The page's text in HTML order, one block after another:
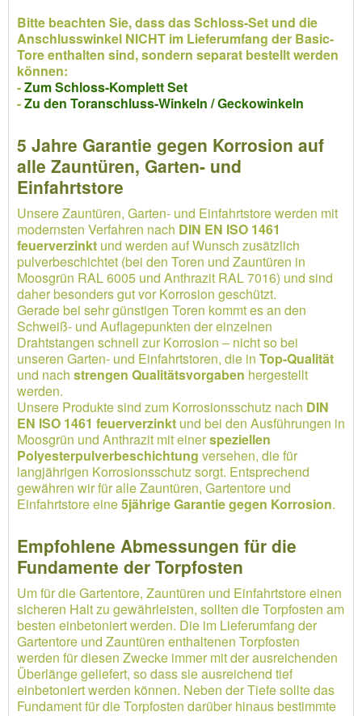
Bitte beachten Sie, dass das Schloss-Set und die
Anschlusswinkel NICHT im Lieferumfang der Basic-
Tore enthalten sind, sondern separat bestellt werden
können:
-Zum Schloss-Komplett Set
-Zu den Toranschluss-Winkeln / Geckowinkeln
5 Jahre Garantie gegen Korrosion auf
alle Zauntüren, Garten- und
Einfahrtstore
Unsere Zauntüren, Garten- und Einfahrtstore werden mit
modernsten Verfahren nach DIN EN ISO 1461
feuerverzinkt und werden auf Wunsch zusätzlich
pulverbeschichtet (bei den Toren und Zauntüren in
Moosgrün RAL 6005 und Anthrazit RAL 7016) und sind
daher besonders gut vor Korrosion geschützt.
Gerade bei sehr günstigen Toren kommt es an den
Schweiß- und Auflagepunkten der einzelnen
Drahtstangen schnell zur Korrosion – nicht so bei
unseren Garten- und Einfahrtstoren, die in Top-Qualität
und nach strengen Qualitätsvorgaben hergestellt
werden.
Unsere Produkte sind zum Korrosionsschutz nach DIN
EN ISO 1461 feuerverzinkt und bei den Ausführungen in
Moosgrün und Anthrazit mit einerspeziellen
Polyesterpulverbeschichtung versehen, die für
langjährigen Korrosionsschutz sorgt. Entsprechend
gewähren wir für alle Zauntüren, Gartentore und
Einfahrtstore eine5jährige Garantie gegen Korrosion.
Empfohlene Abmessungen für die
Fundamente der Torpfosten
Um für die Gartentore, Zauntüren und Einfahrtstore einen
sicheren Halt zu gewährleisten, sollten die Torpfosten am
besten einbetoniert werden. Die im Lieferumfang der
Gartentore und Zauntüren enthaltenen Torpfosten
werden für diesen Zwecke immer mit der ausreichenden
Überlänge geliefert, so dass sie ausreichend tief
einbetoniert werden können. Neben der Tiefe sollte das
Fundament für die Torpfosten darüber hinaus bestimmte